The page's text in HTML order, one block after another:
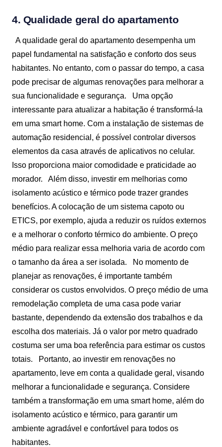
4. Qualidade geral do apartamento
A qualidade geral do apartamento desempenha um
papel fundamental na satisfação e conforto dos seus
habitantes. No entanto, com o passar do tempo, a casa
pode precisar de algumas renovações para melhorar a
sua funcionalidade e segurança.
Uma opção
interessante para atualizar a habitação é transformá-la
em uma smart home. Com a instalação de sistemas de
automação residencial, é possível controlar diversos
elementos da casa através de aplicativos no celular.
Isso proporciona maior comodidade e praticidade ao
morador.
Além disso, investir em melhorias como
isolamento acústico e térmico pode trazer grandes
benefícios. A colocação de um sistema capoto ou
ETICS, por exemplo, ajuda a reduzir os ruídos externos
e a melhorar o conforto térmico do ambiente. O preço
médio para realizar essa melhoria varia de acordo com
o tamanho da área a ser isolada.
No momento de
planejar as renovações, é importante também
considerar os custos envolvidos. O preço médio de uma
remodelação completa de uma casa pode variar
bastante, dependendo da extensão dos trabalhos e da
escolha dos materiais. Já o valor por metro quadrado
costuma ser uma boa referência para estimar os custos
totais.
Portanto, ao investir em renovações no
apartamento, leve em conta a qualidade geral, visando
melhorar a funcionalidade e segurança. Considere
também a transformação em uma smart home, além do
isolamento acústico e térmico, para garantir um
ambiente agradável e confortável para todos os
habitantes.